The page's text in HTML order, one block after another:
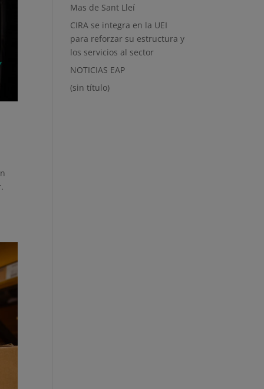
Mas de Sant Lleí
CIRA se integra en la UEI
para reforzar su estructura y
los servicios al sector
NOTICIAS EAP
(sin título)